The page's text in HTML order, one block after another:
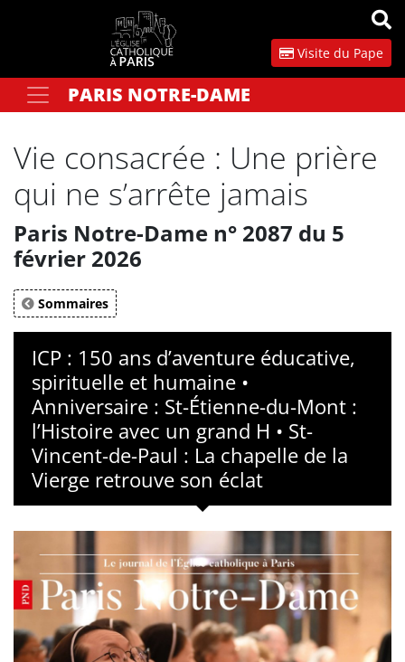
Visite du Pape
Votre recherchePARIS NOTRE-DAME
Vie consacrée : Une prière
qui ne s’arrête jamais
Paris Notre-Dame n° 2087 du 5
février 2026
Sommaires
ICP : 150 ans d’aventure éducative,
spirituelle et humaine •
Anniversaire : St-Étienne-du-Mont :
l’Histoire avec un grand H • St-
Vincent-de-Paul : La chapelle de la
Vierge retrouve son éclat
Panneau de gestion des cookies